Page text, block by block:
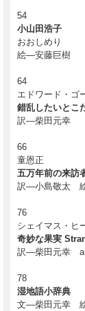
54
小山田浩子
おおしめり
絵―安藤巨樹
64
エドワード・ゴ
錯乱したいとこ
訳―柴田元幸
66
童恩正
五万年前の来訪
訳―小島敬太
76
シェイマス・ヒ
奇妙な果実
訳―柴田元幸
78
湿地語小辞典
文―柴田元幸